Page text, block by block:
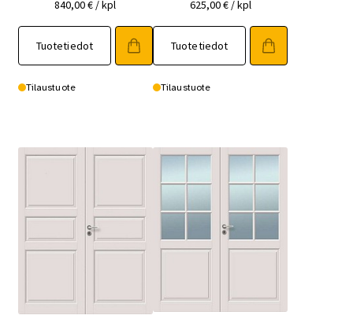
840,00€ / kpl
Tuotetiedot
Tällä
tuotteella
on
useampi
valinnat
Tilaustuote
625,00€ / kpl
Tuotetiedot
Tällä
tuotteella
on
useampi
valinnat
sivulla.
Tilaustuote